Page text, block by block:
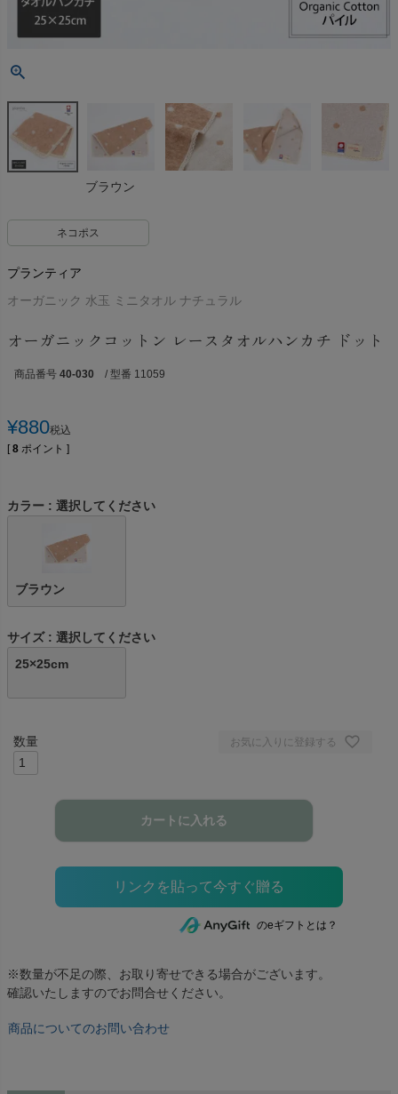
ブラウン
ネコポス
プランティア
オーガニック 水玉 ミニタオル ナチュラル
オーガニックコットン レースタオルハンカチ ドット
商品番号 40-030 / 型番 11059
¥880税込
[ 8 ポイント ]
カラー 選択してください
ブラウン
サイズ
選択してください
25×25cm
お気に入りに登録する
カートに入れる
のeギフトとは？
※数量が不足の際、お取り寄せできる場合がございます。
確認いたしますのでお問合せください。
商品についてのお問い合わせ